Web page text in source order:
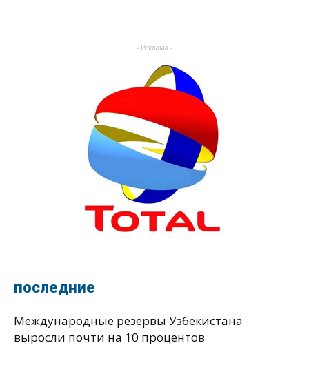
- Реклама -
последние
Международные резервы Узбекистана
выросли почти на 10 процентов